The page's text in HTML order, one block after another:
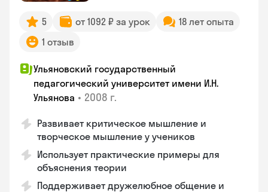
5 от 1092 ₽ за урок
18 лет опыта
1 отзыв
Ульяновский государственный
педагогический университет имени И.Н.
Ульянова • 2008 г.
Развивает критическое мышление и
творческое мышление у учеников
Использует практические примеры для
объяснения теории
Поддерживает дружелюбное общение и